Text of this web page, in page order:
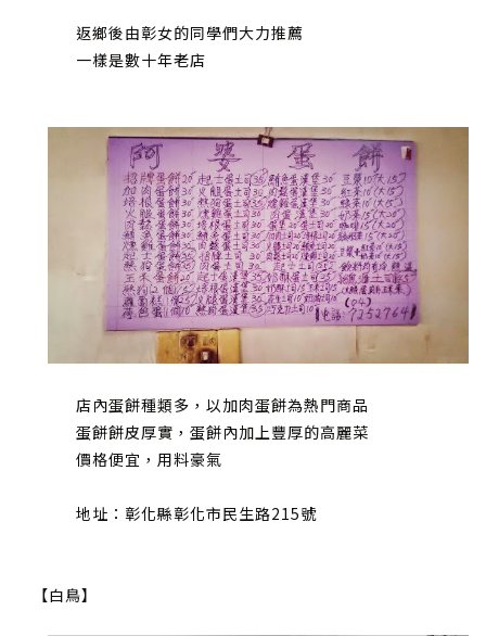
返鄉後由彰女的同學們大力推薦
一樣是數十年老店
店內蛋餅種類多，以加肉蛋餅為熱門商品
蛋餅餅皮厚實，蛋餅內加上豐厚的高麗菜
價格便宜，用料豪氣
地址：彰化縣彰化市民生路215號
【白鳥】